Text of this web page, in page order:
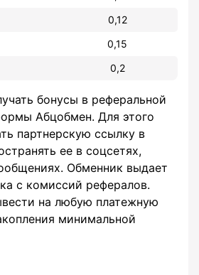
0,12
0,15
0,2
бонусы в реферальной
Абцобмен. Для этого
партнерскую ссылку в
ее в соцсетях,
Обменник выдает
с комиссий рефералов.
на любую платежную
минимальной